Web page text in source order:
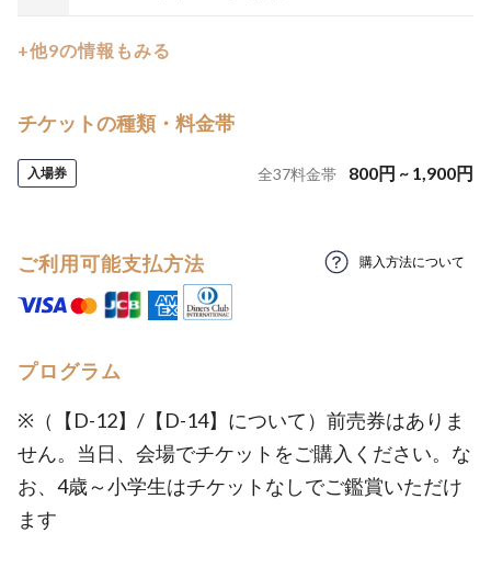
+他9の情報もみる
チケットの種類・料金帯
入場券 全37料金帯 800円 ~ 1,900円
ご利用可能支払方法 購入方法について
プログラム
※（【D-12】/【D-14】について）前売券はありま
せん。当日、会場でチケットをご購入ください。な
お、4歳～小学生はチケットなしでご鑑賞いただけ
ます